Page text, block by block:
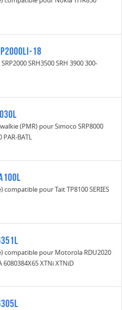
18
SRH3500 SRH 3900 300-
(PMR) pour Simoco SRP8000
PAR-BATL
pour Tait TP8100 SERIES
compatible pour Motorola RDU2020
6080384X65 XTNi XTNiD